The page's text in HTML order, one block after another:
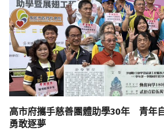
高市府攜手慈善團體助學30年 青年
勇敢逐夢